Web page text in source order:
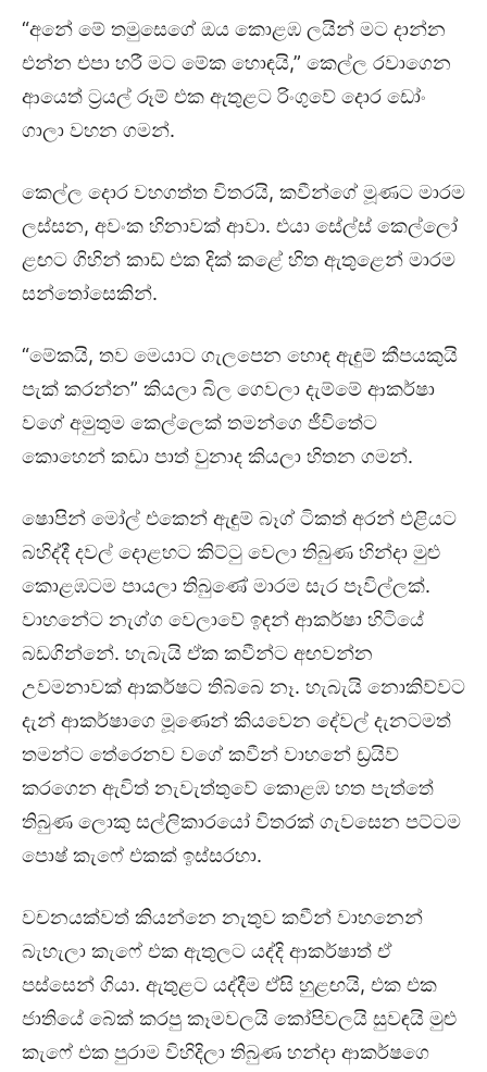
“අනේ මේ තමුසෙගේ ඔය කොළඹ ලයින් මට දාන්න
එන්න එපා හරී මට මේක හොඳයි,” කෙල්ල රවාගෙන
ආයෙත් ට්‍රයල් රූම් එක ඇතුළට රිංගුවේ දොර ඩෝං
ගාලා වහන ගමන්.
කෙල්ල දොර වහගත්ත විතරයි, කවීන්ගේ මූණට මාරම
ලස්සන, අවංක හිනාවක් ආවා. එයා සේල්ස් කෙල්ලෝ
ළඟට ගිහින් කාඩ් එක දික් කළේ හිත ඇතුළෙන් මාරම
සන්තෝසෙකින්.
“මේකයි, තව මෙයාට ගැලපෙන හොඳ ඇඳුම් කීපයකුයි
පැක් කරන්න” කියලා බිල ගෙවලා දැම්මේ ආකර්ෂා
වගේ අමුතුම කෙල්ලෙක් තමන්ගෙ ජීවිතේට
කොහෙන් කඩා පාත් වුනාද කියලා හිතන ගමන්.
ෂොපින් මෝල් එකෙන් ඇඳුම් බෑග් ටිකත් අරන් එළියට
බහිද්දී දවල් දොළහට කිට්ටු වෙලා තිබුණ හින්දා මුළු
කොළඹටම පායලා තිබුණේ මාරම සැර පෑවිල්ලක්.
වාහනේට නැග්ග වෙලාවේ ඉඳන් ආකර්ෂා හිටියේ
බඩගින්නේ. හැබැයි ඒක කවීන්ට අඟවන්න
උවමනාවක් ආකර්ෂට තිබ්බෙ නෑ. හැබැයි නොකිව්වට
දැන් ආකර්ෂාගෙ මූණෙන් කියවෙන දේවල් දැනටමත්
තමන්ට තේරෙනව වගේ කවීන් වාහනේ ඩ්‍රයිව්
කරගෙන ඇවිත් නැවැත්තුවේ කොළඹ හත පැත්තේ
තිබුණ ලොකු සල්ලිකාරයෝ විතරක් ගැවසෙන පට්ටම
පොෂ් කැෆේ එකක් ඉස්සරහා.
වචනයක්වත් කියන්නෙ නැතුව කවීන් වාහනෙන්
බැහැලා කැෆේ එක ඇතුලට යද්දි ආකර්ෂාත් ඒ
පස්සෙන් ගියා. ඇතුළට යද්දීම ඒසි හුළඟයි, එක එක
ජාතියේ බේක් කරපු කෑමවලයි කෝපිවලයි සුවඳයි මුළු
කැෆේ එක පුරාම විහිදිලා තිබුණ හන්දා ආකර්ෂගෙ